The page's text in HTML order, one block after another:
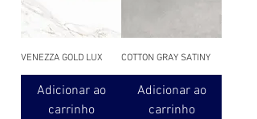
VENEZZA GOLD LUX
Adicionar ao
carrinho
COTTON GRAY SATINY
Adicionar ao
carrinho